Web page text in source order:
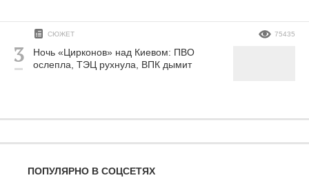
Ночь «Цирконов» над Киевом: ПВО
ослепла, ТЭЦ рухнула, ВПК дымит
СЮЖЕТ 75435
ПОПУЛЯРНО В СОЦСЕТЯХ